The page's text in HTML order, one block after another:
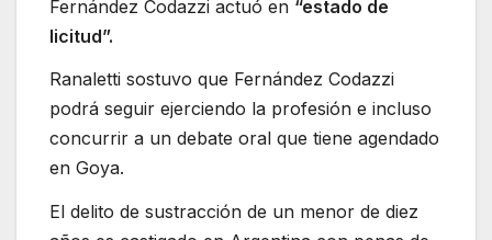
Fernández Codazzi actuó en “estado de
licitud”.
Ranaletti sostuvo que Fernández Codazzi
podrá seguir ejerciendo la profesión e incluso
concurrir a un debate oral que tiene agendado
en Goya.
El delito de sustracción de un menor de diez